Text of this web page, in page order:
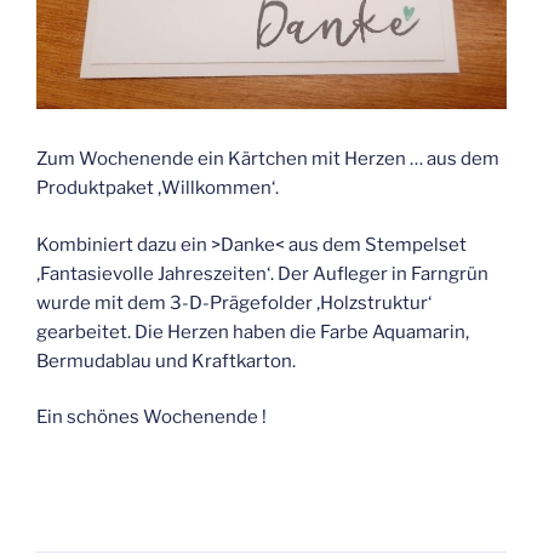
Zum Wochenende ein Kärtchen mit Herzen … aus dem
Produktpaket ‚Willkommen‘.
Kombiniert dazu ein >Danke< aus dem Stempelset
‚Fantasievolle Jahreszeiten‘. Der Aufleger in Farngrün
wurde mit dem 3-D-Prägefolder ‚Holzstruktur‘
gearbeitet. Die Herzen haben die Farbe Aquamarin,
Bermudablau und Kraftkarton.
Ein schönes Wochenende !